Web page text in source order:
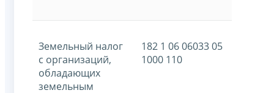
Земельный налог
с организаций,
обладающих
земельным
182 1 06 06033 05
1000 110